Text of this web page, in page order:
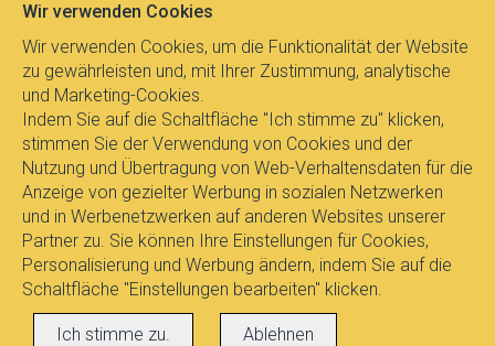
Datenschutz
Alle Rechte vorbehalten © 2017
Wir verwenden Cookies
Wir verwenden Cookies, um die Funktionalität der Website
zu gewährleisten und, mit Ihrer Zustimmung, analytische
und Marketing-Cookies.
Indem Sie auf die Schaltfläche "Ich stimme zu" klicken,
stimmen Sie der Verwendung von Cookies und der
Nutzung und Übertragung von Web-Verhaltensdaten für die
Anzeige von gezielter Werbung in sozialen Netzwerken
und in Werbenetzwerken auf anderen Websites unserer
Partner zu. Sie können Ihre Einstellungen für Cookies,
Personalisierung und Werbung ändern, indem Sie auf die
Schaltfläche "Einstellungen bearbeiten" klicken.
Ich stimme zu. Ablehnen